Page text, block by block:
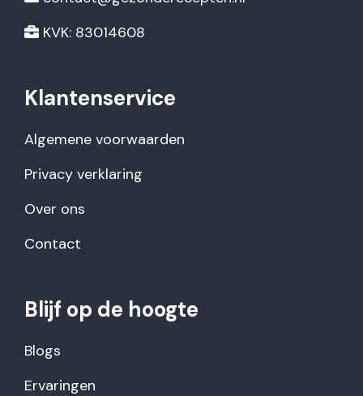
KVK: 83014608
Klantenservice
Algemene voorwaarden
Privacy verklaring
Over ons
Contact
Blijf op de hoogte
Blogs
Ervaringen